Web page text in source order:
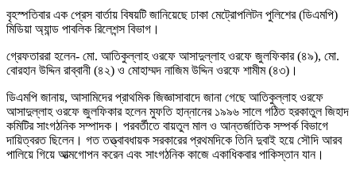
বৃহস্পতিবার এক প্রেস বার্তায় বিষয়টি জানিয়েছে ঢাকা মেট্রোপলিটন পুলিশের (ডিএমপি)
মিডিয়া অ্যান্ড পাবলিক রিলেশন্স বিভাগ।
গ্রেফতাররা হলেন- মো. আতিকুল্লাহ ওরফে আসাদুল্লাহ ওরফে জুলফিকার (৪৯), মো.
বোরহান উদ্দিন রাব্বানী (৪২) ও মোহাম্মদ নাজিম উদ্দিন ওরফে শামীম (৪৩)।
ডিএমপি জানায়, আসামিদের প্রাথমিক জিজ্ঞাসাবাদে জানা গেছে আতিকুল্লাহ ওরফে
আসাদুল্লাহ ওরফে জুলফিকার হলেন মুফতি হান্নানের ১৯৯৬ সালে গঠিত হরকাতুল জিহাদ
কমিটির সাংগঠনিক সম্পাদক। পরবর্তীতে বায়তুল মাল ও আন্তর্জাতিক সম্পর্ক বিভাগে
দায়িত্বরত ছিলেন। গত তত্ত্বাবধায়ক সরকারের প্রথমদিকে তিনি দুবাই হয়ে সৌদি আরব
পালিয়ে গিয়ে আত্মগোপন করেন এবং সাংগঠনিক কাজে একাধিকবার পাকিস্তান যান।